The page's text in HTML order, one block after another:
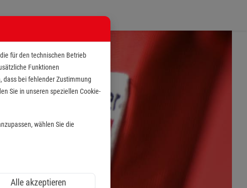
für den technischen Betrieb
Funktionen
dass bei fehlender Zustimmung
Sie in unseren speziellen Cookie-
wählen Sie die
Alle akzeptieren